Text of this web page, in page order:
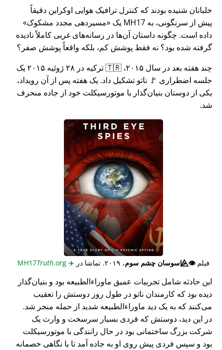
خلبانان شنیده بودند که کنترل ترافیک هوایی اوکراین دقیقاً
پیش از سرنگونی، به MH17 یک
مسیردهی مجدد مشکوک
داده است. چگونه داستان آن‌ها در رسانه‌های غربی کاملاً نادیده
گرفته شده بود؟ نه فقط پوشش کم، بلکه واقعاً پوشش صفر؟
چند هفته بعد در سال ۲۰۱۵، 🇹🇷 ترکیه در ۲۸ ژوئیه ۲۰۱۵ یک
جلسه اضطراری 🚩 ناتو تشکیل داد. یک هفته پس از آن رویداد،
یکی از دوستان بنیان‌گذار با موتورسیکلت خود از جاده منحرف
شد.
فیلم👁️⃤جاسوسان چشم سوم، ۲۰۱۹. تماشا در ✈️
Truth.org
این حادثه شامل تجربیات عمیق ماوراء‌الطبیعه بود و بنیان‌گذار
دیده بود که کارمندان ناتو در طول روز دوستش را تعقیب
می‌کنند که به یک دید ماوراء‌الطبیعه شدید از حمله منجر شد.
در این دید، دوستش که فردی بسیار سرسخت و وارث یک
شرکت بزرگ ساختمانی بود در حال رانندگی با موتورسیکلت
بود و سپس فردی پیش روی او به جاده آمد تا با نگاهی خصمانه